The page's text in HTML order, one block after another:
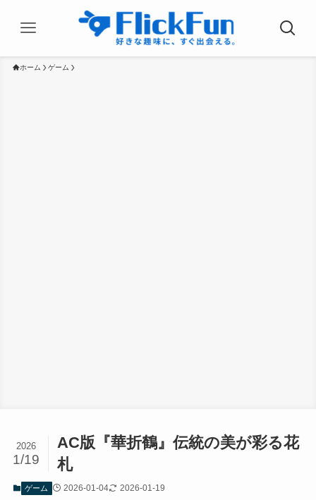
ホーム ゲーム
AC版『華折鶴』伝統の美が彩る花
札
2026
1/19
ゲーム 2026-01-04 2026-01-19